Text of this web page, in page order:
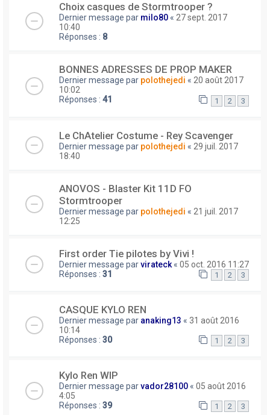
Choix casques de Stormtrooper ?
Dernier message par milo80 « 27 sept. 2017
10:40
Réponses : 8
BONNES ADRESSES DE PROP MAKER
Dernier message par polothejedi « 20 août 2017
10:02
Réponses : 41 1 2 3
Le ChAtelier Costume - Rey Scavenger
Dernier message par polothejedi « 29 juil. 2017
18:40
ANOVOS - Blaster Kit 11D FO
Stormtrooper
Dernier message par polothejedi « 21 juil. 2017
12:25
First order Tie pilotes by Vivi !
Dernier message parvirateck « 05 oct. 2016 11:27
Réponses : 31 1 2 3
CASQUE KYLO REN
Dernier message par anaking13 « 31 août 2016
10:14
Réponses : 30 1 2 3
Kylo Ren WIP
Dernier message parvador28100 « 05 août 2016
4:05
Réponses : 39 1 2 3